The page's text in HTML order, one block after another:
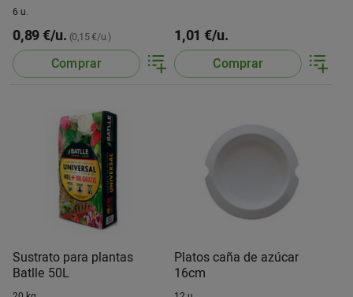
6 u.
0,89 €/u. (0,15 €/u.)
Comprar
1,01 €/u.
Comprar
Sustrato para plantas
Batlle 50L
Platos caña de azúcar
16cm